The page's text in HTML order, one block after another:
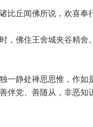
比丘闻佛所说，欢喜奉
，佛住王舍城夹谷精舍
一静处禅思思惟，作如
伴党、善随从，非恶知